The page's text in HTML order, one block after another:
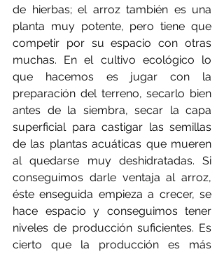
de hierbas; el arroz también es una
planta muy potente, pero tiene que
competir por su espacio con otras
muchas. En el cultivo ecológico lo
que hacemos es jugar con la
preparación del terreno, secarlo bien
antes de la siembra, secar la capa
superficial para castigar las semillas
de las plantas acuáticas que mueren
al quedarse muy deshidratadas. Si
conseguimos darle ventaja al arroz,
éste enseguida empieza a crecer, se
hace espacio y conseguimos tener
niveles de producción suficientes. Es
cierto que la producción es más